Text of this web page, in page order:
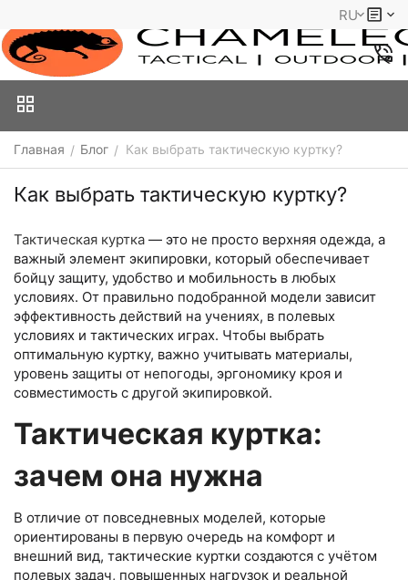
RU
Главная / Блог / ​Как выбрать тактическую куртку?
​Как выбрать тактическую куртку?
Тактическая куртка — это не просто верхняя одежда, а
важный элемент экипировки, который обеспечивает
бойцу защиту, удобство и мобильность в любых
условиях. От правильно подобранной модели зависит
эффективность действий на учениях, в полевых
условиях и тактических играх. Чтобы выбрать
оптимальную куртку, важно учитывать материалы,
уровень защиты от непогоды, эргономику кроя и
совместимость с другой экипировкой.
Тактическая куртка:
зачем она нужна
В отличие от повседневных моделей, которые
ориентированы в первую очередь на комфорт и
внешний вид, тактические куртки создаются с учётом
полевых задач, повышенных нагрузок и реальной